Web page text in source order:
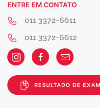
ENTRE EM CONTATO
011 3372-6611
011 3372-6612
RESULTADO DE